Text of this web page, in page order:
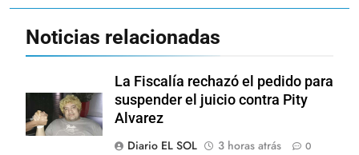
Noticias relacionadas
La Fiscalía rechazó el pedido para
suspender el juicio contra Pity
Alvarez
Diario EL SOL
3 horas atrás 0